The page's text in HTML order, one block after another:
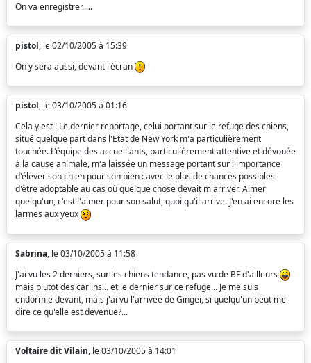
On va enregistrer.....
pistol, le 02/10/2005 à 15:39
On y sera aussi, devant l'écran
pistol, le 03/10/2005 à 01:16
Cela y est ! Le dernier reportage, celui portant sur le refuge des chiens,
situé quelque part dans l'Etat de New York m'a particulièrement
touchée. L'équipe des accueillants, particulièrement attentive et dévouée
à la cause animale, m'a laissée un message portant sur l'importance
d'élever son chien pour son bien : avec le plus de chances possibles
d'être adoptable au cas où quelque chose devait m'arriver. Aimer
quelqu'un, c'est l'aimer pour son salut, quoi qu'il arrive. J'en ai encore les
larmes aux yeux
Sabrina, le 03/10/2005 à 11:58
J'ai vu les 2 derniers, sur les chiens tendance, pas vu de BF d'ailleurs
mais plutot des carlins... et le dernier sur ce refuge... Je me suis
endormie devant, mais j'ai vu l'arrivée de Ginger, si quelqu'un peut me
dire ce qu'elle est devenue?...
Voltaire dit Vilain, le 03/10/2005 à 14:01